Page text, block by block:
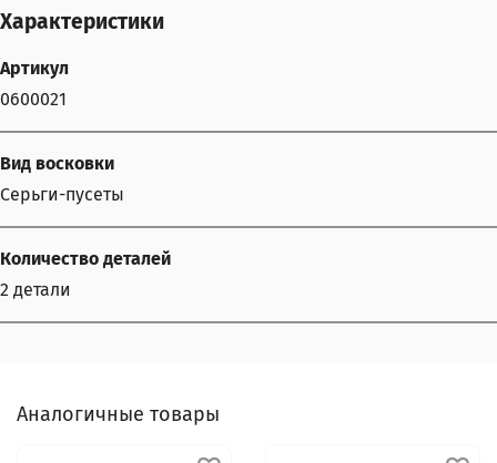
Характеристики
Артикул
0600021
Вид восковки
Серьги-пусеты
Количество деталей
2 детали
Аналогичные товары